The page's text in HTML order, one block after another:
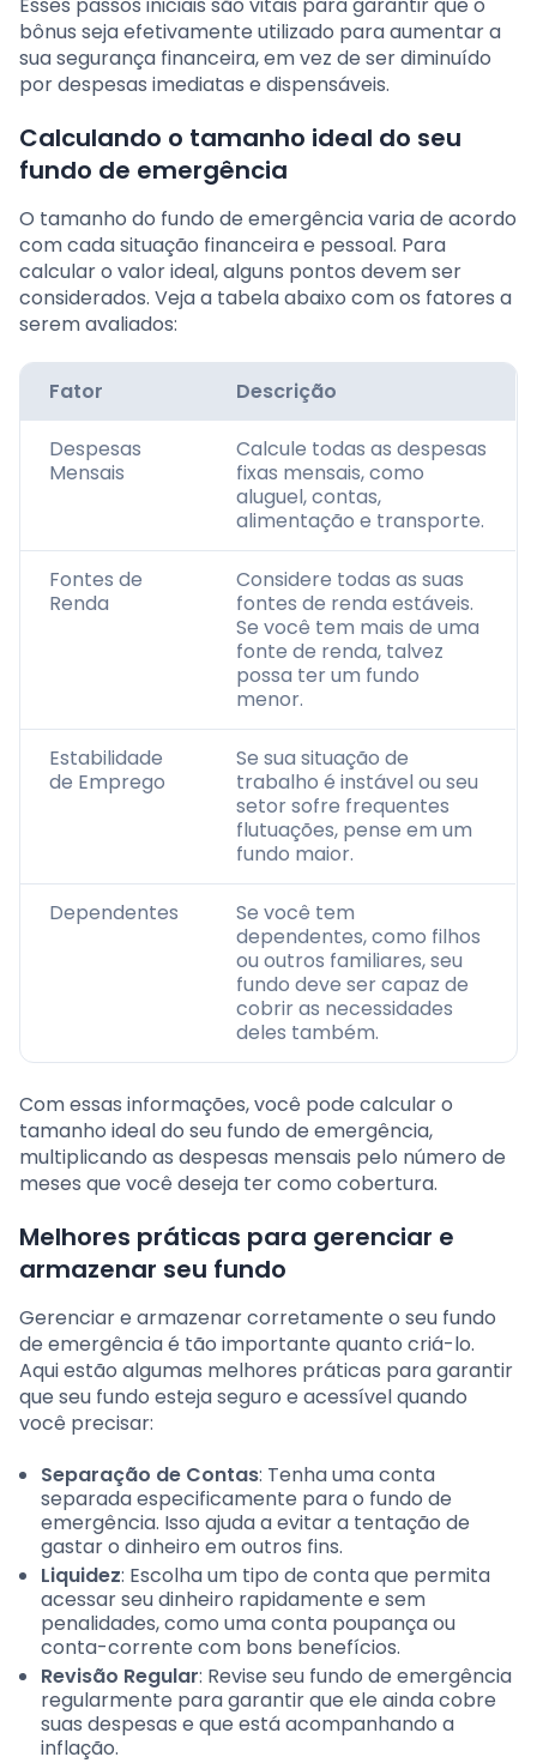
bônus seja efetivamente utilizado para aumentar a
sua segurança financeira, em vez de ser diminuído
por despesas imediatas e dispensáveis.
Calculando o tamanho ideal do seu
fundo de emergência
O tamanho do fundo de emergência varia de acordo
com cada situação financeira e pessoal. Para
calcular o valor ideal, alguns pontos devem ser
considerados. Veja a tabela abaixo com os fatores a
serem avaliados:
Fator Descrição
Despesas
Mensais
Calcule todas as despesas
fixas mensais, como
aluguel, contas,
alimentação e transporte.
Fontes de
Renda
Considere todas as suas
fontes de renda estáveis.
Se você tem mais de uma
fonte de renda, talvez
possa ter um fundo
menor.
Estabilidade
de Emprego
Se sua situação de
trabalho é instável ou seu
setor sofre frequentes
flutuações, pense em um
fundo maior.
Dependentes
Se você tem
dependentes, como filhos
ou outros familiares, seu
fundo deve ser capaz de
cobrir as necessidades
deles também.
Com essas informações, você pode calcular o
tamanho ideal do seu fundo de emergência,
multiplicando as despesas mensais pelo número de
meses que você deseja ter como cobertura.
Melhores práticas para gerenciar e
armazenar seu fundo
Gerenciar e armazenar corretamente o seu fundo
de emergência é tão importante quanto criá-lo.
Aqui estão algumas melhores práticas para garantir
que seu fundo esteja seguro e acessível quando
você precisar:
Separação de Contas: Tenha uma conta
separada especificamente para o fundo de
emergência. Isso ajuda a evitar a tentação de
gastar o dinheiro em outros fins.
Liquidez: Escolha um tipo de conta que permita
acessar seu dinheiro rapidamente e sem
penalidades, como uma conta poupança ou
conta-corrente com bons benefícios.
Revisão Regular: Revise seu fundo de emergência
regularmente para garantir que ele ainda cobre
suas despesas e que está acompanhando a
inflação.